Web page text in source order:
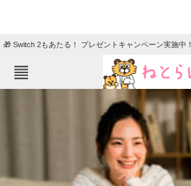
🎁 Switch 2もあたる！ プレゼントキャンペーン実施中！
ニュース
クイズ
地域